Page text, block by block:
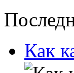
Как